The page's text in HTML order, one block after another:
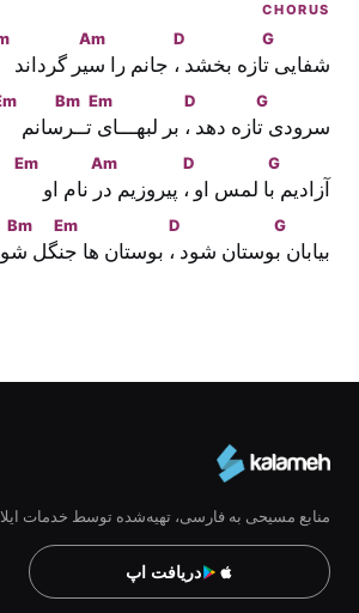
CHORUS
شفایی
G
تازه بخشد
D
، جانم را
Am
سیر گرداند
سرودی
G
تازه دهد
D
، بر لبهـــا
Em
ی تـ
Bm
ـرسانم
آزادیم
G
با لمس او
D
، پیروزیم
Am
در نام او
Em
بیابان
G
بوستان شود
D
، بوستان ها
Em
جنگل
Bm
منابع مسیحی به فارسی، تهیه‌شده توسط خدمات
دریافت اپ